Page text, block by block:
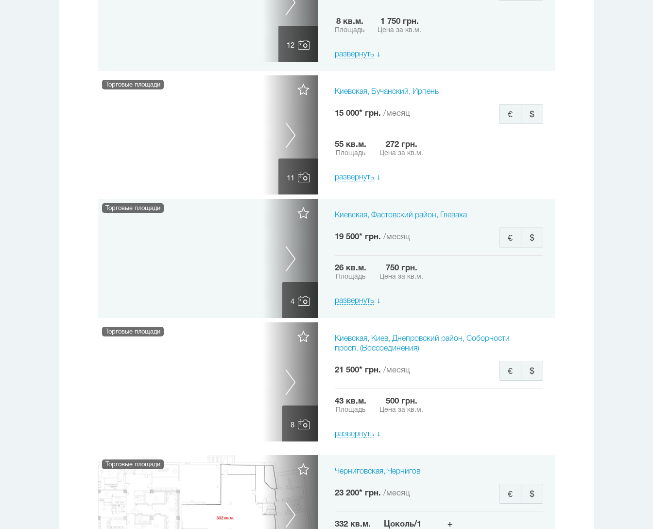
12
8 кв.м.
Площадь
1 750 грн.
Цена за кв.м.
развернуть
11
Торговые площади
Киевская, Бучанский, Ирпень
15 000* грн. /месяц $
€
55 кв.м.
Площадь
272 грн.
Цена за кв.м.
развернуть
4
Торговые площади
Киевская, Фастовский район, Глеваха
19 500* грн. /месяц $
€
26 кв.м.
Площадь
750 грн.
Цена за кв.м.
развернуть
8
Торговые площади
Киевская, Киев, Днепровский район, Соборности
просп. (Воссоединения)
21 500* грн. /месяц $
€
43 кв.м.
Площадь
500 грн.
Цена за кв.м.
развернуть
Торговые площади
Черниговская, Чернигов
23 200* грн. /месяц $
€
332 кв.м. цоколь/1 +